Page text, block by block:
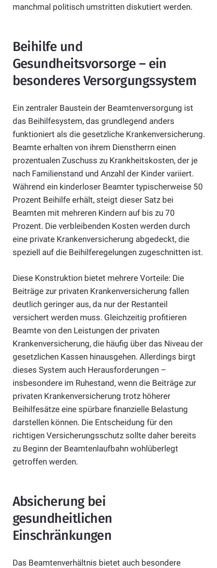
manchmal politisch umstritten diskutiert werden.
Beihilfe und
Gesundheitsvorsorge – ein
besonderes Versorgungssystem
Ein zentraler Baustein der Beamtenversorgung ist
das Beihilfesystem, das grundlegend anders
funktioniert als die gesetzliche Krankenversicherung.
Beamte erhalten von ihrem Dienstherrn einen
prozentualen Zuschuss zu Krankheitskosten, der je
nach Familienstand und Anzahl der Kinder variiert.
Während ein kinderloser Beamter typischerweise 50
Prozent Beihilfe erhält, steigt dieser Satz bei
Beamten mit mehreren Kindern auf bis zu 70
Prozent. Die verbleibenden Kosten werden durch
eine private Krankenversicherung abgedeckt, die
speziell auf die Beihilferegelungen zugeschnitten ist.
Diese Konstruktion bietet mehrere Vorteile: Die
Beiträge zur privaten Krankenversicherung fallen
deutlich geringer aus, da nur der Restanteil
versichert werden muss. Gleichzeitig profitieren
Beamte von den Leistungen der privaten
Krankenversicherung, die häufig über das Niveau der
gesetzlichen Kassen hinausgehen. Allerdings birgt
dieses System auch Herausforderungen –
insbesondere im Ruhestand, wenn die Beiträge zur
privaten Krankenversicherung trotz höherer
Beihilfesätze eine spürbare finanzielle Belastung
darstellen können. Die Entscheidung für den
richtigen Versicherungsschutz sollte daher bereits
zu Beginn der Beamtenlaufbahn wohlüberlegt
getroffen werden.
Absicherung bei
gesundheitlichen
Einschränkungen
Das Beamtenverhältnis bietet auch besondere